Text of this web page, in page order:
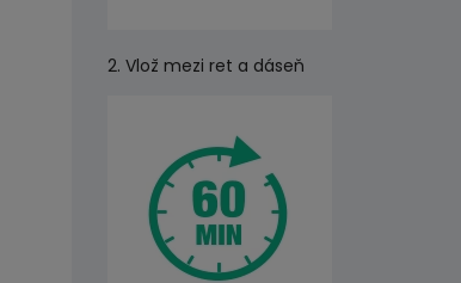
2. Vlož mezi ret a dáseň